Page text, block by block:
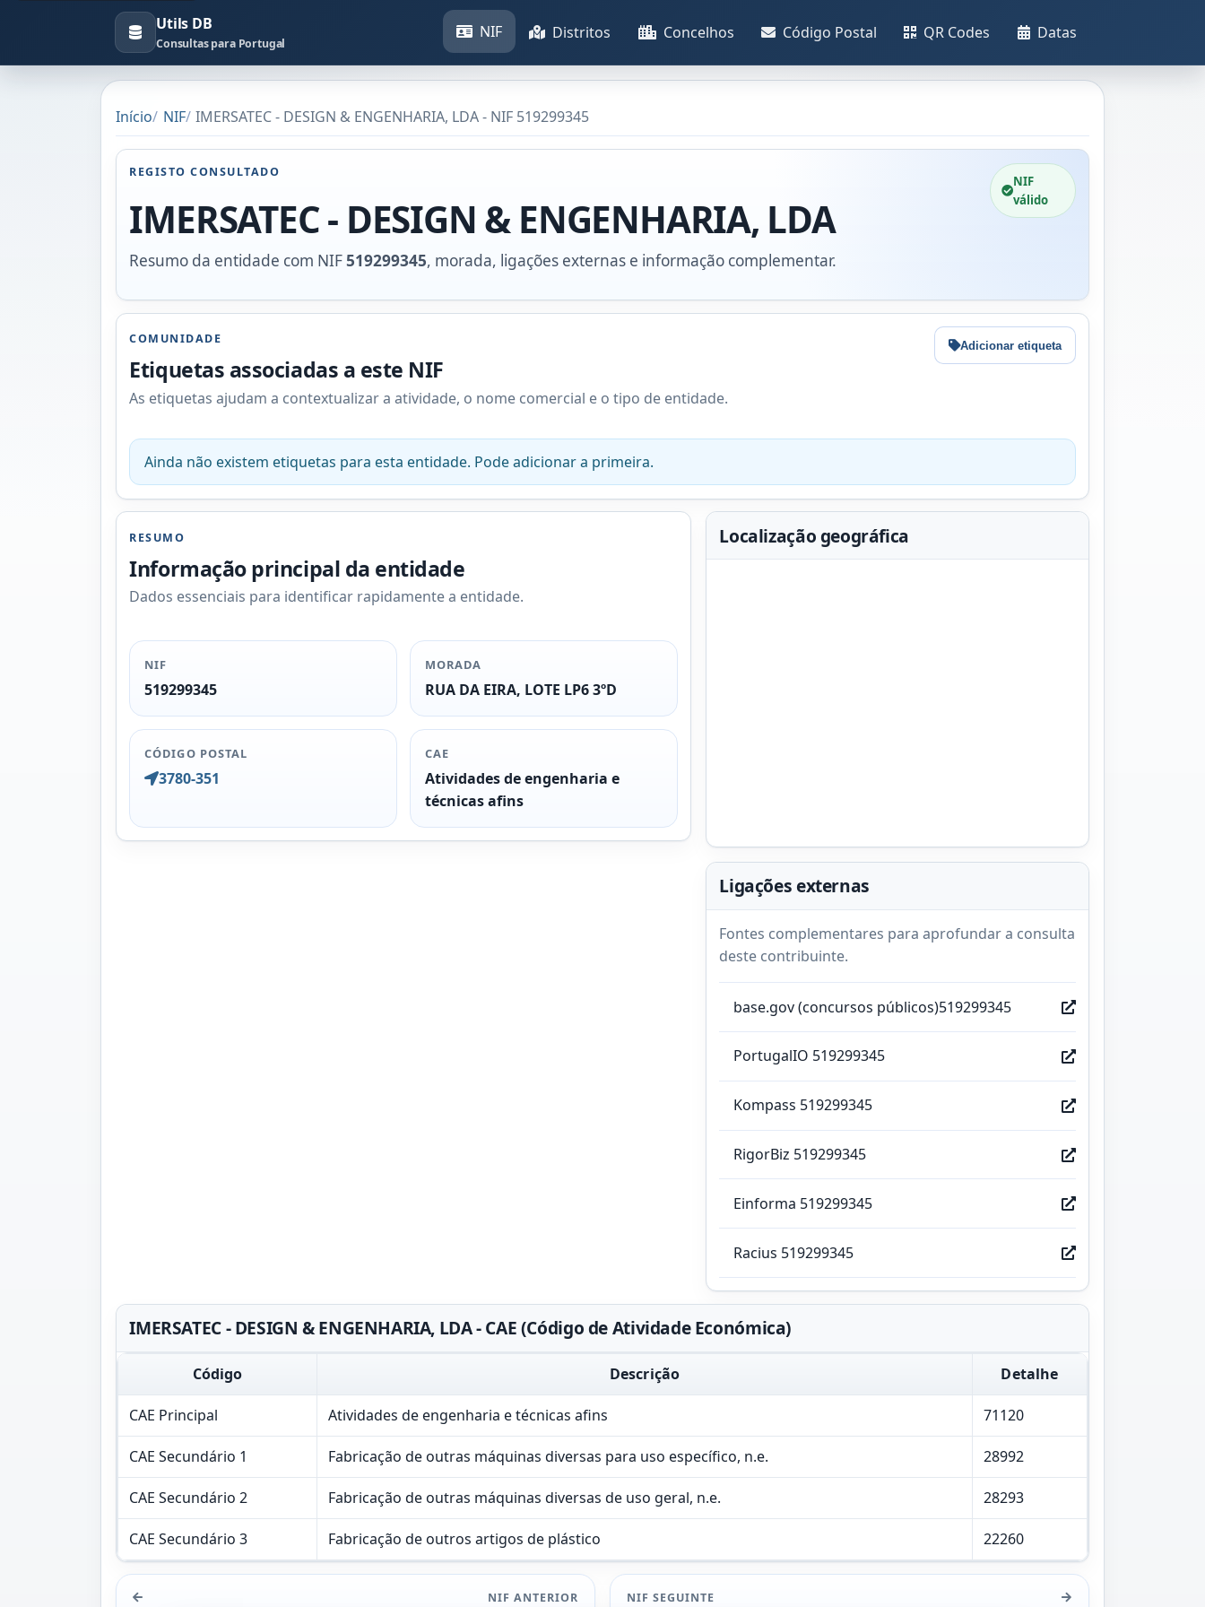
Utils DB
Consultas para Portugal
NIF Distritos Concelhos Código Postal QR Codes Datas
Início NIF IMERSATEC - DESIGN & ENGENHARIA, LDA - NIF 519299345
REGISTO CONSULTADO
IMERSATEC - DESIGN & ENGENHARIA, LDA
Resumo da entidade com NIF519299345, morada, ligações externas e informação complementar.
NIF
válido
COMUNIDADE
Etiquetas associadas a este NIF
As etiquetas ajudam a contextualizar a atividade, o nome comercial e o tipo de entidade.
Adicionar etiqueta
Ainda não existem etiquetas para esta entidade. Pode adicionar a primeira.
RESUMO
Informação principal da entidade
Dados essenciais para identificar rapidamente a entidade.
NIF
519299345
MORADA
RUA DA EIRA, LOTE LP6 3ºD
CÓDIGO POSTAL
3780-351
CAE
Atividades de engenharia e
técnicas afins
Localização geográfica
Ligações externas
Fontes complementares para aprofundar a consulta
deste contribuinte.
base.gov (concursos públicos)519299345
PortugalIO 519299345
Kompass 519299345
RigorBiz 519299345
Einforma 519299345
Racius 519299345
IMERSATEC - DESIGN & ENGENHARIA, LDA - CAE (Código de Atividade Económica)
Código Descrição Detalhe
CAE Principal Atividades de engenharia e técnicas afins 71120
CAE Secundário 1 Fabricação de outras máquinas diversas para uso específico, n.e. 28992
CAE Secundário 2 Fabricação de outras máquinas diversas de uso geral, n.e. 28293
CAE Secundário 3 Fabricação de outros artigos de plástico 22260
NIF ANTERIOR NIF SEGUINTE